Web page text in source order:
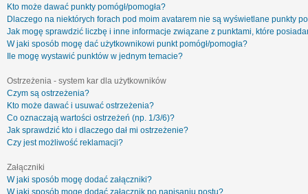
Kto może dawać punkty pomógł/pomogła?
Dlaczego na niektórych forach pod moim avatarem nie są wyświetlane punkty
Jak mogę sprawdzić liczbę i inne informacje związane z punktami, które
W jaki sposób mogę dać użytkownikowi punkt pomógł/pomogła?
Ile mogę wystawić punktów w jednym temacie?
Ostrzeżenia - system kar dla użytkowników
Czym są ostrzeżenia?
Kto może dawać i usuwać ostrzeżenia?
Co oznaczają wartości ostrzeżeń (np. 1/3/6)?
Jak sprawdzić kto i dlaczego dał mi ostrzeżenie?
Czy jest możliwość reklamacji?
Załączniki
W jaki sposób mogę dodać załączniki?
W jaki sposób mogę dodać załącznik po napisaniu postu?